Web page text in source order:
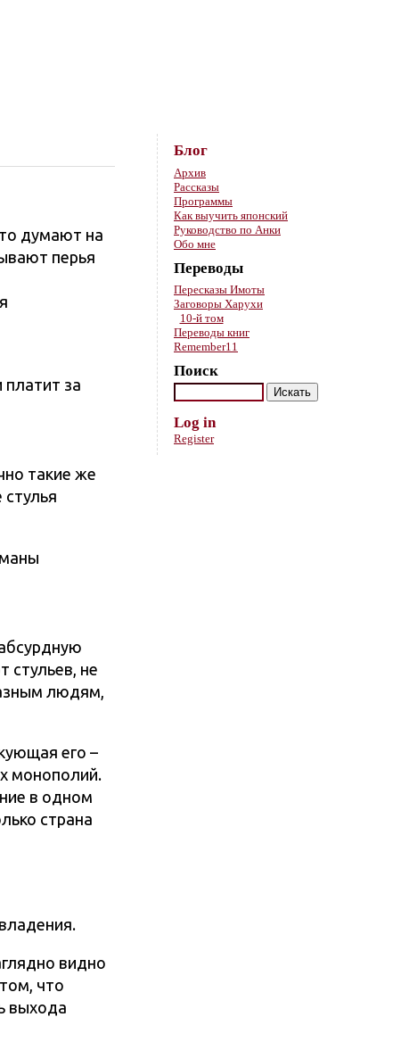
думают на
перья
за
такие же
стульев, не
людям,
его –
монополий.
в одном
страна
видно
что
выхода
Блог
Архив
Рассказы
Программы
Как выучить японский
Руководство по Анки
Обо мне
Переводы
Пересказы Имоты
Заговоры Харухи
10-й том
Переводы книг
Remember11
Поиск
Log in
Register